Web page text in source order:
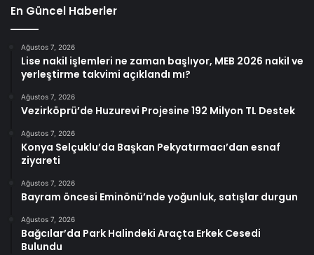
En Güncel Haberler
Ağustos 7, 2026
Lise nakil işlemleri ne zaman başlıyor, MEB 2026 nakil ve
yerleştirme takvimi açıklandı mı?
Ağustos 7, 2026
Vezirköprü’de Huzurevi Projesine 192 Milyon TL Destek
Ağustos 7, 2026
Konya Selçuklu’da Başkan Pekyatırmacı’dan esnaf
ziyareti
Ağustos 7, 2026
Bayram öncesi Eminönü’nde yoğunluk, satışlar durgun
Ağustos 7, 2026
Bağcılar’da Park Halindeki Araçta Erkek Cesedi
Bulundu